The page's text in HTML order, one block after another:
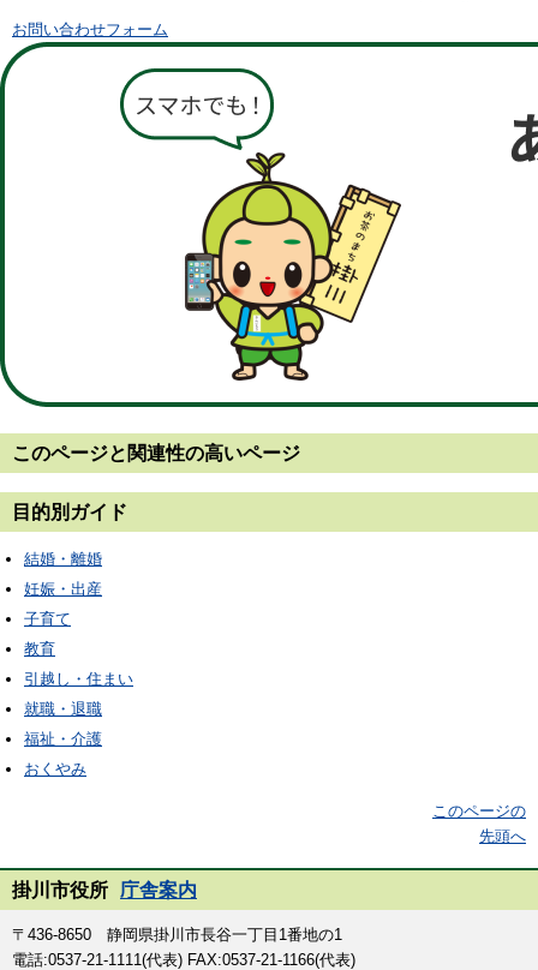
お問い合わせフォーム
このページと 関連性の高いページ
目的別ガイド
結婚・離婚
妊娠・出産
子育て
教育
引越し・住まい
就職・退職
福祉・介護
おくやみ
このページの
先頭へ
掛川市役所 庁舎案内
〒436-8650 静岡県掛川市長谷一丁目1番地の1
電話:0537-21-1111(代表) FAX:0537-21-1166(代表)